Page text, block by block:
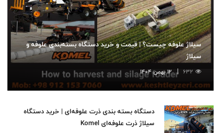
سیلاژ علوفه چیست؟ | قیمت و خرید دستگاه بسته‌بندی علوفه و
سیلاژ
632 12 بهمن 1404
دستگاه بسته بندی ذرت علوفه‌ای | خرید دستگاه
سیلاژ ذرت علوفه‌ای Komel